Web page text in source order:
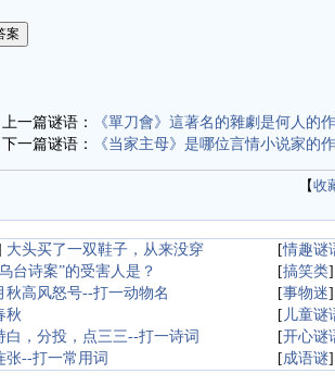
上一篇谜语：
《單刀會》這著名的雜劇是何人的
下一篇谜语：
《当家主母》是哪位言情小说家的
【收
大头买了一双鞋子，从来没穿 [情趣谜
台诗案”的受害人是？ [搞笑类
秋高风怒号--打一动物名 [事物迷
秋 [ 儿童谜
白，分投，点三三--打一诗词 [开心谜
张--打一常用词 [成语谜